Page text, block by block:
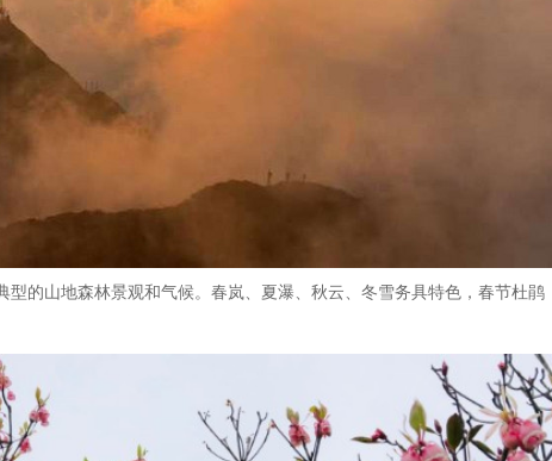
的山地森林景观和气候。春岚、夏瀑、秋云、冬雪务具特色，春节杜鹃